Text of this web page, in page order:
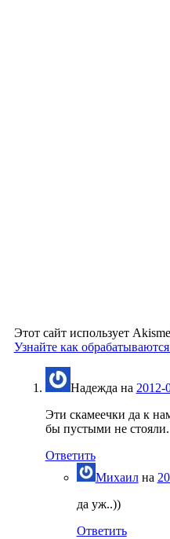
Этот сайт использует
Узнайте как
Надежда на 2012-
Эти скамеечки да к
бы пустыми не стояли.
Ответить
Михаилна
да уж..))
Ответить